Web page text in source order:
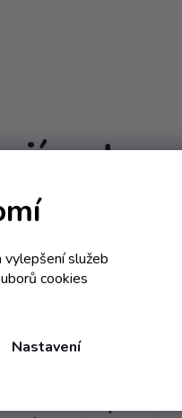
vylepšení služeb
cookies
Nastavení
hladký -
Objem 1000 ml